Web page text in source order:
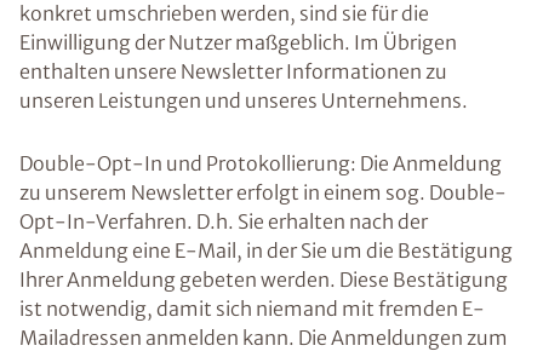
konkret umschrieben werden, sind sie für die
Einwilligung der Nutzer maßgeblich. Im Übrigen
enthalten unsere Newsletter Informationen zu
unseren Leistungen und unseres Unternehmens.
Double-Opt-In und Protokollierung: Die Anmeldung
zu unserem Newsletter erfolgt in einem sog. Double-
Opt-In-Verfahren. D.h. Sie erhalten nach der
Anmeldung eine E-Mail, in der Sie um die Bestätigung
Ihrer Anmeldung gebeten werden. Diese Bestätigung
ist notwendig, damit sich niemand mit fremden E-
Mailadressen anmelden kann. Die Anmeldungen zum